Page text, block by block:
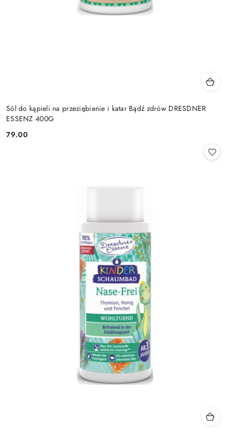
Sól do kąpieli na przeziębienie i katar Bądź zdrów DRESDNER
ESSENZ 400G
Cena:
79.00